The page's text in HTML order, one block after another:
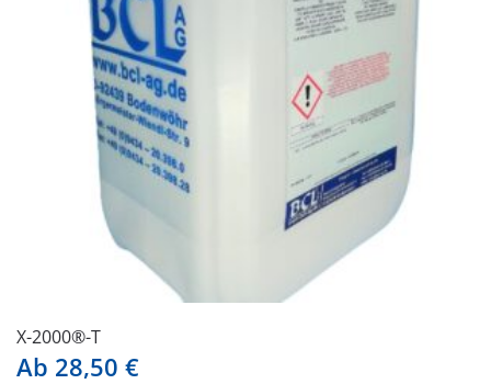
können
auf
der
Produktseite
gewählt
werden
X-2000®-T
Ab 28,50 €